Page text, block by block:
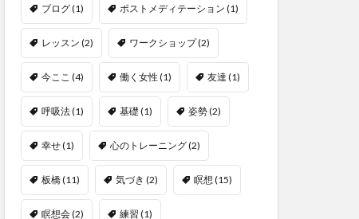
ブログ(1) ポストメディテーション (1)
レッスン (2) ワークショップ(2)
今ここ (4) 働く女性(1) 友達 (1)
呼吸法(1) 基礎 (1) 姿勢(2)
幸せ(1) 心のトレーニング(2)
板橋(11) 気づき (2) 瞑想 (15)
瞑想会(2) 練習 (1)